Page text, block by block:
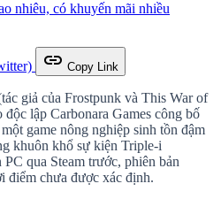
nhiêu, có khuyến mãi nhiều
link Copy Link
giả của Frostpunk và This War of
lập Carbonara Games công bố
game nông nghiệp sinh tồn đậm
khuôn khổ sự kiện Triple-i
qua Steam trước, phiên bản
điểm chưa được xác định.